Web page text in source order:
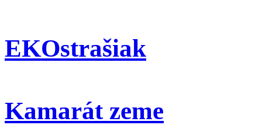
EKOstrašiak
Kamarát zeme